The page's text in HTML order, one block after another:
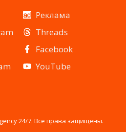
Реклама
Threads
Facebook
YouTube
24/7. Все права защищены.